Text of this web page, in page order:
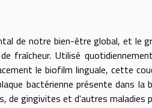
de notre bien-être global, et le
fraîcheur. Utilisé
le biofilm linguale, cette
bactérienne présente dans la
de gingivites et d'autres maladies